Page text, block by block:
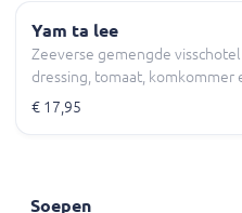
Yam ta lee
Zeeverse gemengde
dressing, tomaat, komkommer
€ 17,95
Soepen